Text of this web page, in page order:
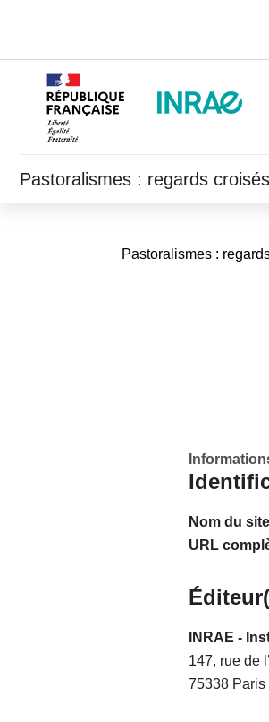
Pastoralismes : regards
Pastoralismes :
Nom du site
URL
INRAE -
147, rue de
75338 Paris